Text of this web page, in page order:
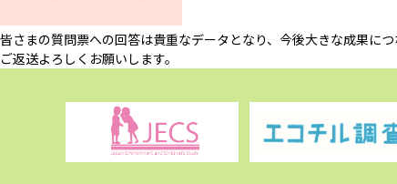
皆さまの質問票への回答は貴重なデータとなり、今後大きな成果につ
ご返送よろしくお願いします。